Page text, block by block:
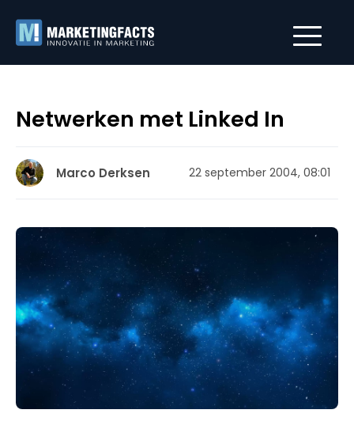
Netwerken met Linked In
Marco Derksen 22 september 2004, 08:01